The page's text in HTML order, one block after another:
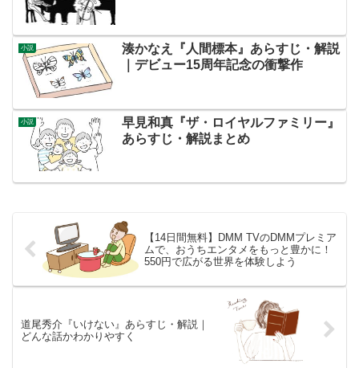
小説
湊かなえ『人間標本』あらすじ・解説
｜デビュー15周年記念の衝撃作
小説
早見和真『ザ・ロイヤルファミリー』
あらすじ・解説まとめ
【14日間無料】DMM TVのDMMプレミア
ムで、おうちエンタメをもっと豊かに！
550円で広がる世界を体験しよう
道尾秀介『いけない』あらすじ・解説｜
どんな話かわかりやすく